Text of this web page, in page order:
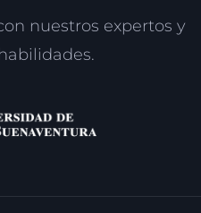
nuestros expertos y